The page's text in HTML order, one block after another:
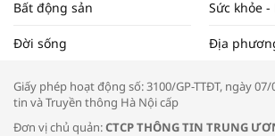
Tọa đàm “Xúc tiến
Bất động sản Sức khỏe -
Đời sống Địa
Giấy phép hoạt động số: 3100/GP-TTĐT, ngày
tin và Truyền thông Hà Nội cấp
Đơn vị chủ quản:CTCP THÔNG TIN TRUNG